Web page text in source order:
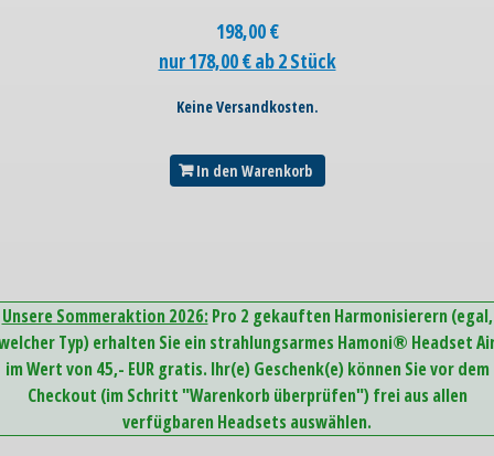
198,00€
nur 178,00 € ab 2 Stück
Keine Versandkosten.
In den Warenkorb
Unsere Sommeraktion 2026: Pro 2 gekauften Harmonisierern (egal,
Typ) erhalten Sie ein strahlungsarmes Hamoni® Headset
im Wert von 45,- EUR gratis. Ihr(e) Geschenk(e) können Sie vor dem
Checkout (im Schritt "Warenkorb überprüfen") frei aus allen
verfügbaren Headsets auswählen.